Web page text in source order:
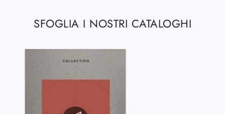
SFOGLIA I NOSTRI CATALOGHI